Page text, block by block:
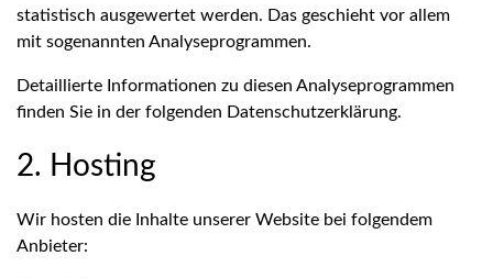
statistisch ausgewertet werden. Das geschieht vor allem
mit sogenannten Analyseprogrammen.
Detaillierte Informationen zu diesen Analyseprogrammen
finden Sie in der folgenden Datenschutzerklärung.
2. Hosting
Wir hosten die Inhalte unserer Website bei folgendem
Anbieter: